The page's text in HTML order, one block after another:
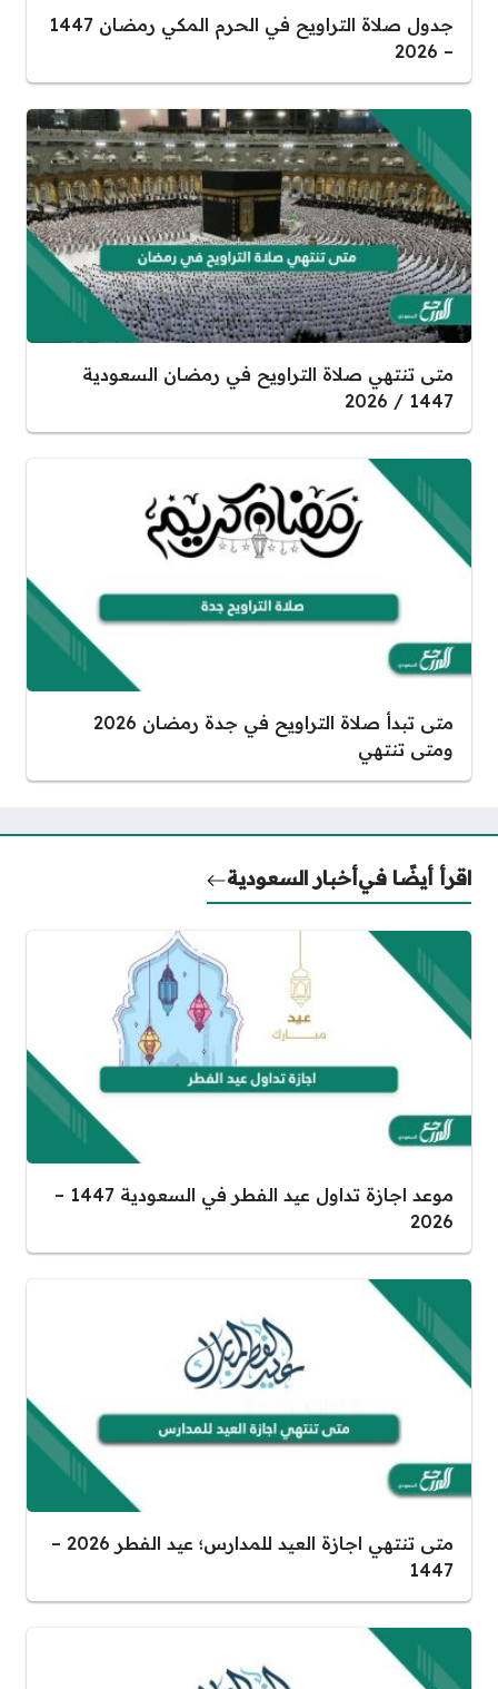
جدول صلاة التراويح في الحرم المكي رمضان 1447
– 2026
متى تنتهي صلاة التراويح في رمضان السعودية
1447 / 2026
متى تبدأ صلاة التراويح في جدة رمضان 2026
ومتى تنتهي
اقرأ أيضًا فيأخبار السعودية
موعد اجازة تداول عيد الفطر في السعودية 1447 –
2026
متى تنتهي اجازة العيد للمدارس؛ عيد الفطر 2026 –
1447